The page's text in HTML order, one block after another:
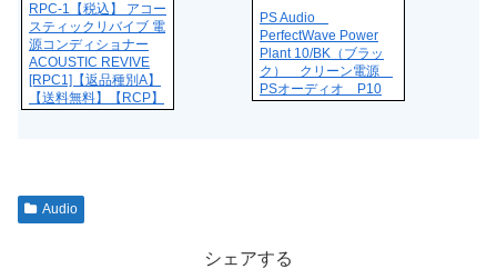
RPC-1【税込】 アコー
スティックリバイブ 電
源コンディショナー
ACOUSTIC REVIVE
[RPC1]【返品種別A】
【送料無料】【RCP】
PS Audio
PerfectWave Power
Plant 10/BK（ブラッ
ク） クリーン電源
PSオーディオ P10
Audio
シェアする